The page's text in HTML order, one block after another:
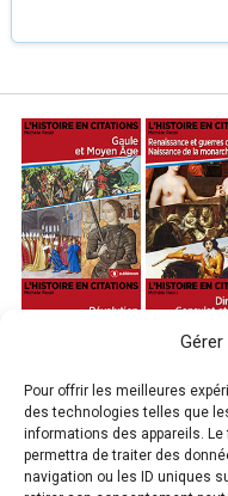
Pour offrir les meilleures
des technologies telles que
informations des appareils.
permettra de traiter des
navigation ou les ID uniques